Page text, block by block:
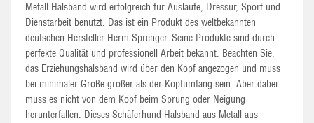
Metall Halsband wird erfolgreich für Ausläufe, Dressur, Sport und
Dienstarbeit benutzt. Das ist ein Produkt des weltbekannten
deutschen Hersteller Herm Sprenger. Seine Produkte sind durch
perfekte Qualität und professionell Arbeit bekannt. Beachten Sie,
das Erziehungshalsband wird über den Kopf angezogen und muss
bei minimaler Größe größer als der Kopfumfang sein. Aber dabei
muss es nicht von dem Kopf beim Sprung oder Neigung
herunterfallen. Dieses Schäferhund Halsband aus Metall aus